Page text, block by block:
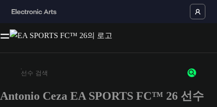
최소 3자 이상의 문자 또는 숫자를 입력하세요
Antonio Ceza EA SPORTS FC™ 26 선수